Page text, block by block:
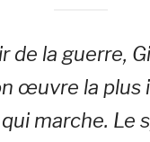
de la guerre,
œuvre la plus
qui marche. Le